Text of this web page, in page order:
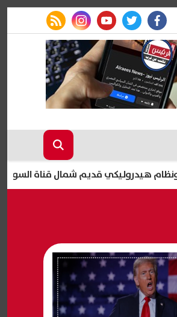
facebook
twitter
youtube
instagram
rss feed
قديم شمال قناة السويس